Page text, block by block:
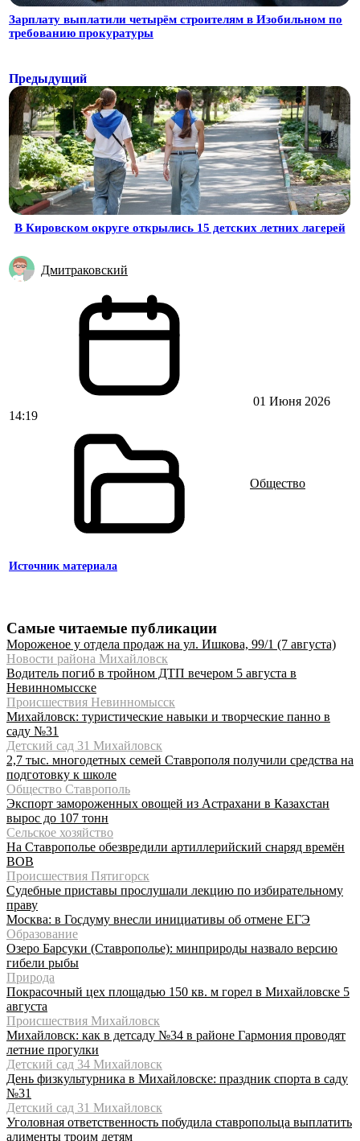
Зарплату выплатили четырём строителям в Изобильном по
требованию прокуратуры
Предыдущий
В Кировском округе открылись 15 детских летних лагерей
Дмитраковский
01 Июня 2026
14:19
Общество
Источник материала
Самые читаемые публикации
Мороженое у отдела продаж на ул. Ишкова, 99/1 (7 августа)
Новости района Михайловск
Водитель погиб в тройном ДТП вечером 5 августа в
Невинномысске
Происшествия Невинномысск
Михайловск: туристические навыки и творческие панно в
саду №31
Детский сад 31 Михайловск
2,7 тыс. многодетных семей Ставрополя получили средства на
подготовку к школе
Общество Ставрополь
Экспорт замороженных овощей из Астрахани в Казахстан
вырос до 107 тонн
Сельское хозяйство
На Ставрополье обезвредили артиллерийский снаряд времён
ВОВ
Происшествия Пятигорск
Судебные приставы прослушали лекцию по избирательному
праву
Москва: в Госдуму внесли инициативы об отмене ЕГЭ
Образование
Озеро Барсуки (Ставрополье): минприроды назвало версию
гибели рыбы
Природа
Покрасочный цех площадью 150 кв. м горел в Михайловске 5
августа
Происшествия Михайловск
Михайловск: как в детсаду №34 в районе Гармония проводят
летние прогулки
Детский сад 34 Михайловск
День физкультурника в Михайловске: праздник спорта в саду
№31
Детский сад 31 Михайловск
Уголовная ответственность побудила ставропольца выплатить
алименты троим детям